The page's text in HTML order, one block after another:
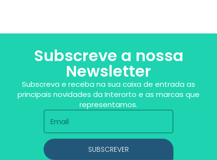
Subscreve a nossa
Newsletter
Subscreva e receba na sua caixa de entrada as
principais novidades da Interorto e as marcas que
representamos.
SUBSCREVER